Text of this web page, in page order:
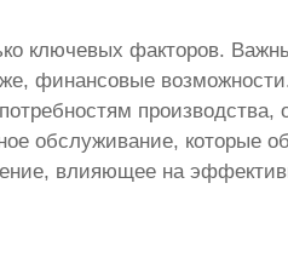
ключевых факторов.
финансовые
обслуживание,
влияющее на